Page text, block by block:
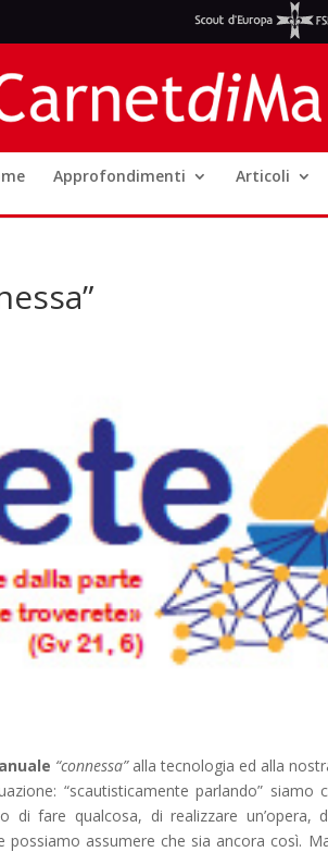
Approfondimenti Articoli
“connessa”alla tecnologia ed alla
“scautisticamente parlando” siamo
di fare qualcosa, di realizzare un’opera,
possiamo assumere che sia ancora così.